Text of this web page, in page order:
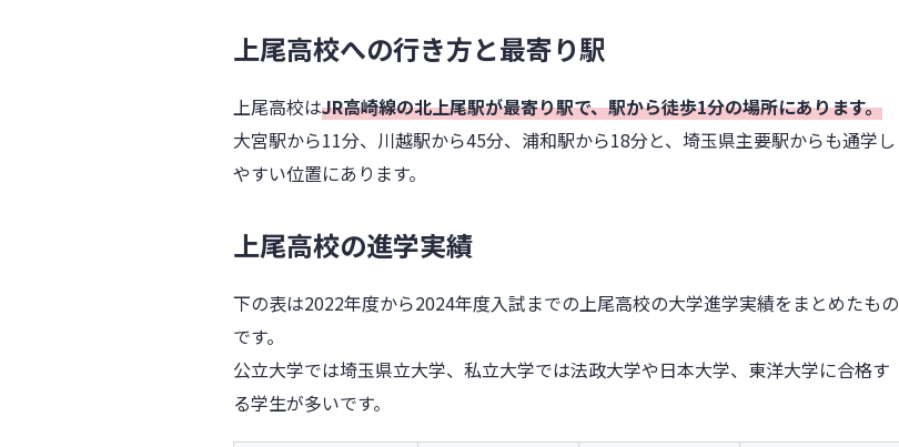
上尾高校への行き方と最寄り駅
上尾高校はJR高崎線の北上尾駅が最寄り駅で、駅から徒歩1分の場所にあります。
大宮駅から11分、川越駅から45分、浦和駅から18分と、埼玉県主要駅からも通学し
やすい位置にあります。
上尾高校の進学実績
下の表は2022年度から2024年度入試までの上尾高校の大学進学実績をまとめたもの
です。
公立大学では埼玉県立大学、私立大学では法政大学や日本大学、東洋大学に合格す
る学生が多いです。